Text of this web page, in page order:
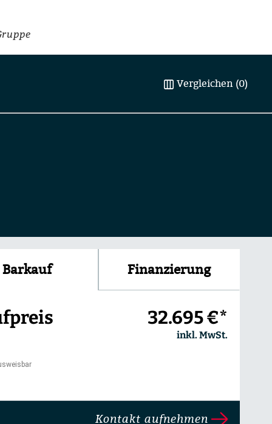
Vergleichen (0)
Barkauf Finanzierung
32.695 €*
inkl. MwSt.
Kontakt aufnehmen